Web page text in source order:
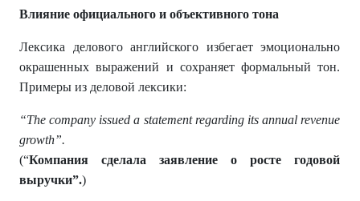
Влияние официального и объективного тона
Лексика делового английского избегает эмоционально
окрашенных выражений и сохраняет формальный тон.
Примеры из деловой лексики:
“The company issued a statement regarding its annual revenue
growth”.
(“Компания сделала заявление о росте годовой
выручки”.)